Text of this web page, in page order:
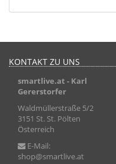
KONTAKT ZU UNS
smartlive.at - Karl
Gererstorfer
Waldmüllerstraße 5/2
3151 St. St. Pölten
Österreich
E-Mail:
shop@smartlive.at